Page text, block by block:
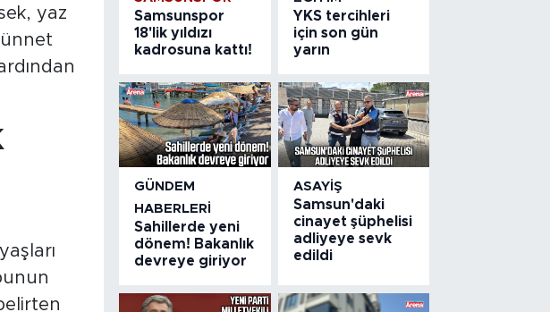
yaz
Samsunspor
18'lik yıldızı
kadrosuna kattı!
YKS tercihleri
için son gün
yarın
GÜNDEM
HABERLERI
Sahillerde yeni
dönem! Bakanlık
devreye giriyor
ASAYIŞ
Samsun'daki
cinayet şüphelisi
adliyeye sevk
edildi